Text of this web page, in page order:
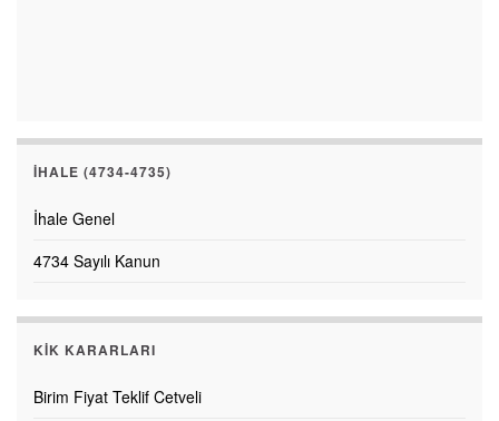
İHALE (4734-4735)
İhale Genel
4734 Sayılı Kanun
KİK KARARLARI
Birim Fiyat Teklif Cetveli